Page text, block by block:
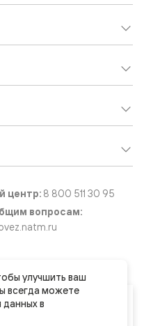
Дону
центр: 8 800 511 30 95
вопросам:
улучшить ваш
всегда можете
данных в